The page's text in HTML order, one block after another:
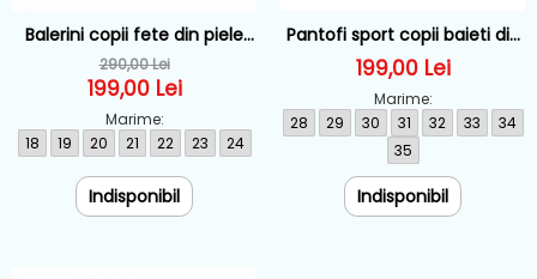
Balerini copii fete din piele
Biomecanics, Roz - 252105-
A032
290,00 Lei
199,00 Lei
Marime:
18
19 20 21 22 23 24
Indisponibil
Pantofi sport copii baieti din
material sintetic Garvalin,
Negru - 251710-A054
199,00 Lei
Marime:
28
29 30 31 32 33
34
35
Indisponibil